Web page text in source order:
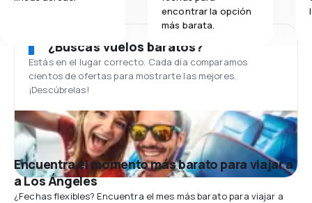
encontrar la opción
más barata.
¿Buscas vuelos baratos?
Estás en el lugar correcto. Cada día comparamos
cientos de ofertas para mostrarte las mejores.
¡Descúbrelas!
Encuentra el momento más barato para viajar a
a Los Ángeles
¿Fechas flexibles? Encuentra el mes más barato para viajar a